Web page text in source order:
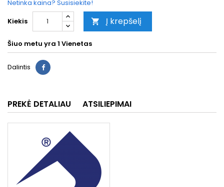
Netinka kaina? Susisiekite!
Kiekis
 Į krepšelį
Šiuo metu yra 1 Vienetas
Dalintis
PREKĖ DETALIAU ATSILIEPIMAI